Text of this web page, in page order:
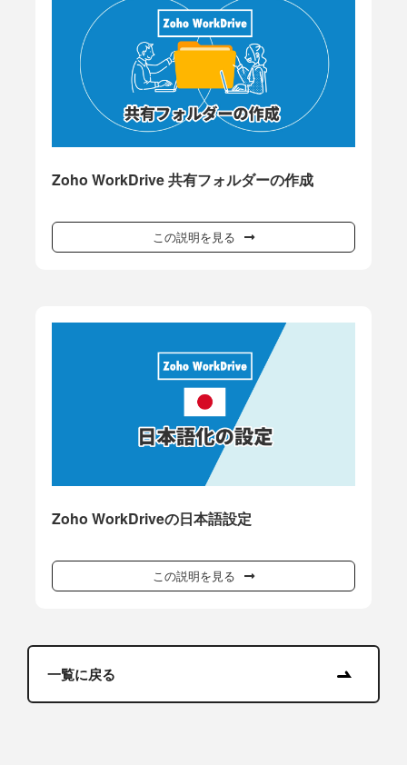
Zoho WorkDrive 共有フォルダーの作成
この説明を見る
Zoho WorkDriveの日本語設定
この説明を見る
一覧に戻る